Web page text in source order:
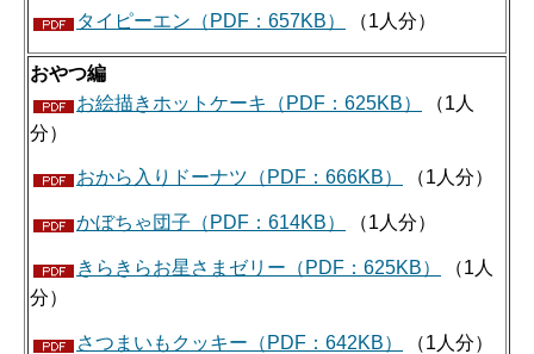
タイピーエン（PDF：657KB） （1人分）
おやつ編
お絵描きホットケーキ（PDF：625KB）
（1人
分）
おから入りドーナツ（PDF：666KB） （1人分）
かぼちゃ団子（PDF：614KB） （1人分）
きらきらお星さまゼリー（PDF：625KB）
（1人
分）
さつまいもクッキー（PDF：642KB） （1人分）